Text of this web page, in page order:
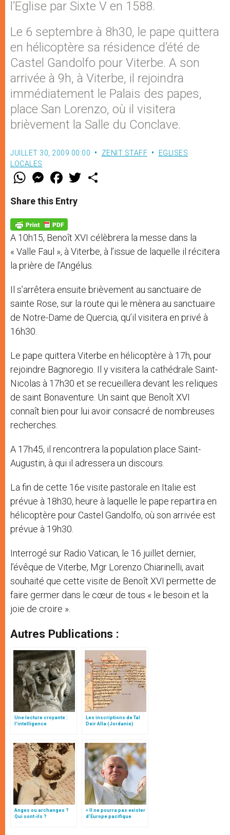
l’Eglise par Sixte V en 1588.
Le 6 septembre à 8h30, le pape quittera
en hélicoptère sa résidence d’été de
Castel Gandolfo pour Viterbe. A son
arrivée à 9h, à Viterbe, il rejoindra
immédiatement le Palais des papes,
place San Lorenzo, où il visitera
brièvement la Salle du Conclave.
JUILLET 30, 2009 00:00 ZENIT STAFF
EGLISES
LOCALES
W
t
s
p
p
M
e
s
e
g
e
r
F
a
e
b
o
k
w
Share this Entry
A 10h15, Benoît XVI célèbrera la messe dans la
« Valle Faul », à Viterbe, à l’issue de laquelle il récitera
la prière de l’Angélus.
Il s’arrêtera ensuite brièvement au sanctuaire de
sainte Rose, sur la route qui le mènera au sanctuaire
de Notre-Dame de Quercia, qu’il visitera en privé à
16h30.
Le pape quittera Viterbe en hélicoptère à 17h, pour
rejoindre Bagnoregio. Il y visitera la cathédrale Saint-
Nicolas à 17h30 et se recueillera devant les reliques
de saint Bonaventure. Un saint que Benoît XVI
connaît bien pour lui avoir consacré de nombreuses
recherches.
A 17h45, il rencontrera la population place Saint-
Augustin, à qui il adressera un discours.
La fin de cette 16e visite pastorale en Italie est
prévue à 18h30, heure à laquelle le pape repartira en
hélicoptère pour Castel Gandolfo, où son arrivée est
prévue à 19h30.
Interrogé sur Radio Vatican, le 16 juillet dernier,
l’évêque de Viterbe, Mgr Lorenzo Chiarinelli, avait
souhaité que cette visite de Benoît XVI permette de
faire germer dans le cœur de tous « le besoin et la
joie de croire ».
Autres Publications :
Une lecture croyante :
l’intelligence
Les inscriptions de Tal
Deir Alla (Jordanie)
Anges ou archanges ?
Qui sont-ils ?
« Il ne pourra pas exister
d’Europe pacifique